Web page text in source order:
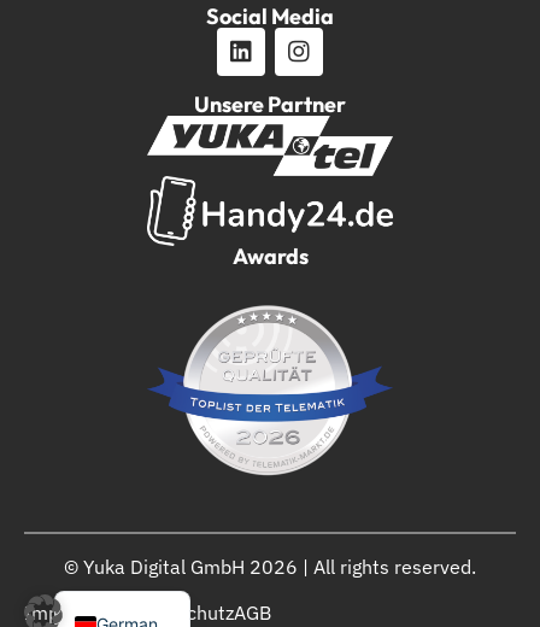
Social Media
Unsere Partner
Awards
© Yuka Digital GmbH 2026 | All rights reserved.
Impressum
DatenschutzAGB
English